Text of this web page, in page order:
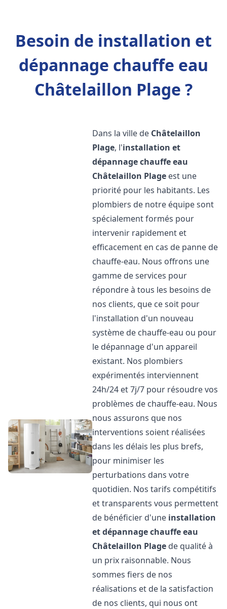
Besoin de installation et
dépannage chauffe eau
Châtelaillon Plage ?
Dans la ville de Châtelaillon
Plage, l'installation et
dépannage chauffe eau
Châtelaillon Plage est une
priorité pour les habitants. Les
plombiers de notre équipe sont
spécialement formés pour
intervenir rapidement et
efficacement en cas de panne de
chauffe-eau. Nous offrons une
gamme de services pour
répondre à tous les besoins de
nos clients, que ce soit pour
l'installation d'un nouveau
système de chauffe-eau ou pour
le dépannage d'un appareil
existant. Nos plombiers
expérimentés interviennent
24h/24 et 7j/7 pour résoudre vos
problèmes de chauffe-eau. Nous
nous assurons que nos
interventions soient réalisées
dans les délais les plus brefs,
pour minimiser les
perturbations dans votre
quotidien. Nos tarifs compétitifs
et transparents vous permettent
de bénéficier d'une installation
et dépannage chauffe eau
Châtelaillon Plage de qualité à
un prix raisonnable. Nous
sommes fiers de nos
réalisations et de la satisfaction
de nos clients, qui nous ont